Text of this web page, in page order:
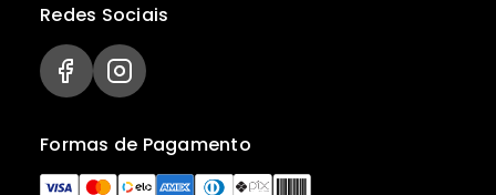
Formas de Pagamento
Redes Sociais